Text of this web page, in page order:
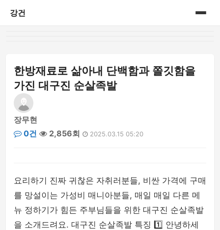
강건
한방재료로 삶아내 단백함과 쫄깃함을
가진 대구진 순살족발
장무현
0건
2,856회 2025.03.15 05:20
요리하기 진짜 귀찮은 자취러분들, 비싼 가격에 구매
를 망설이는 가성비 매니아분들, 매일 매일 다른 메
뉴 정하기가 힘든 주부님들을 위한 대구진 순살족발
을 소개드려요. 대구진 순살족발 특징 1️⃣ 안녕하세